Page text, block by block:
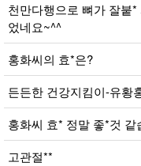
천만다행으로 뼈가 잘붙*
었네요~^^
홍화씨의 효*은?
든든한 건강지킴이-유황
홍화씨 효* 정말 좋*것 같
고관절**